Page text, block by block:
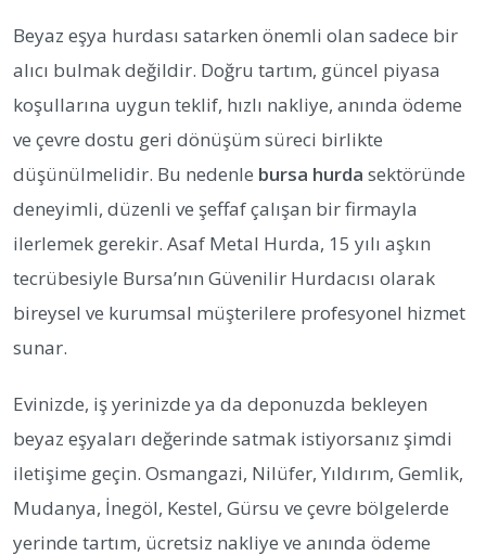
Beyaz eşya hurdası satarken önemli olan sadece bir
alıcı bulmak değildir. Doğru tartım, güncel piyasa
koşullarına uygun teklif, hızlı nakliye, anında ödeme
ve çevre dostu geri dönüşüm süreci birlikte
düşünülmelidir. Bu nedenle bursa hurda sektöründe
deneyimli, düzenli ve şeffaf çalışan bir firmayla
ilerlemek gerekir. Asaf Metal Hurda, 15 yılı aşkın
tecrübesiyle Bursa’nın Güvenilir Hurdacısı olarak
bireysel ve kurumsal müşterilere profesyonel hizmet
sunar.
Evinizde, iş yerinizde ya da deponuzda bekleyen
beyaz eşyaları değerinde satmak istiyorsanız şimdi
iletişime geçin. Osmangazi, Nilüfer, Yıldırım, Gemlik,
Mudanya, İnegöl, Kestel, Gürsu ve çevre bölgelerde
yerinde tartım, ücretsiz nakliye ve anında ödeme